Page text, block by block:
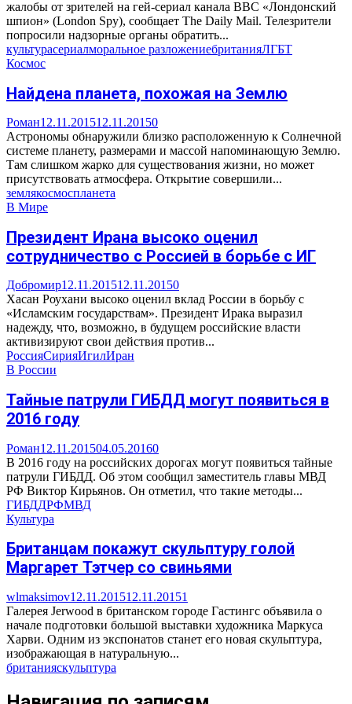
жалобы от зрителей на гей-сериал канала BBC «Лондонский
шпион» (London Spy), сообщает The Daily Mail. Телезрители
попросили надзорные органы обратить...
культурасериалморальное разложениебританияЛГБТ
Космос
Найдена планета, похожая на Землю
Роман12.11.201512.11.20150
Астрономы обнаружили близко расположенную к Солнечной
системе планету, размерами и массой напоминающую Землю.
Там слишком жарко для существования жизни, но может
присутствовать атмосфера. Открытие совершили...
землякосмоспланета
В Мире
Президент Ирана высоко оценил
сотрудничество с Россией в борьбе с ИГ
Добромир12.11.201512.11.20150
Хасан Роухани высоко оценил вклад России в борьбу с
«Исламским государствам». Президент Ирака выразил
надежду, что, возможно, в будущем российские власти
активизируют свои действия против...
РоссияСирияИгилИран
В России
Тайные патрули ГИБДД могут появиться в
2016 году
Роман12.11.201504.05.20160
В 2016 году на российских дорогах могут появиться тайные
патрули ГИБДД. Об этом сообщил заместитель главы МВД
РФ Виктор Кирьянов. Он отметил, что такие методы...
ГИБДДРФМВД
Культура
Британцам покажут скульптуру голой
Маргарет Тэтчер со свиньями
wlmaksimov12.11.201512.11.20151
Галерея Jerwood в британском городе Гастингс объявила о
начале подготовки большой выставки художника Маркуса
Харви. Одним из экспонатов станет его новая скульптура,
изображающая в натуральную...
британияскульптура